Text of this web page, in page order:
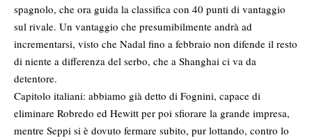
spagnolo, che ora guida la classifica con 40 punti di vantaggio
sul rivale. Un vantaggio che presumibilmente andrà ad
incrementarsi, visto che Nadal fino a febbraio non difende il resto
di niente a differenza del serbo, che a Shanghai ci va da
detentore.
Capitolo italiani: abbiamo già detto di Fognini, capace di
eliminare Robredo ed Hewitt per poi sfiorare la grande impresa,
mentre Seppi si è dovuto fermare subito, pur lottando, contro lo